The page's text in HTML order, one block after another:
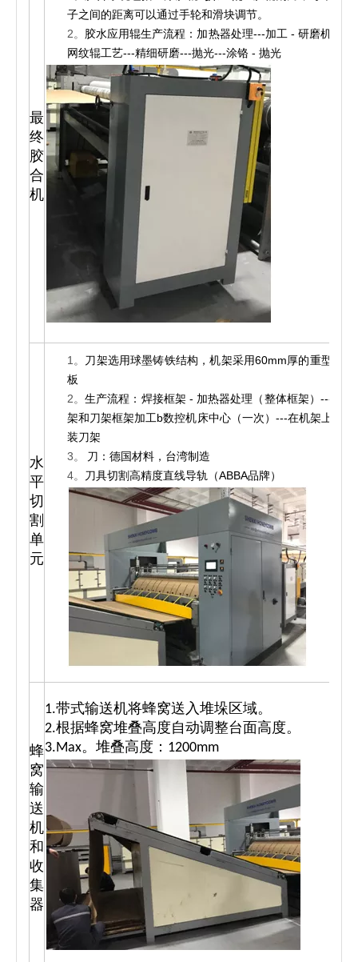
最
终
胶
合
机
子之间的距离可以通过手轮和滑块调节。
2。 胶水应用辊生产流程：加热器处理---加工 - 研磨机---
网纹辊工艺---精细研磨---抛光---涂铬 - 抛光
水
平
切
割
单
元
1。 刀架选用球墨铸铁结构，机架采用60mm厚的重型钢
板
2。生产流程：焊接框架 - 加热器处理（整体框架）---机
架和刀架框架加工b数控机床中心（一次）---在机架上组
装刀架
3。
刀：德国材料，台湾制造
4。 刀具切割高精度直线导轨（ABBA品牌）
蜂
窝
输
送
机
和
收
集
器
1.带式输送机将蜂窝送入堆垛区域。
2.根据蜂窝堆叠高度自动调整台面高度。
3.Max。堆叠高度：1200mm